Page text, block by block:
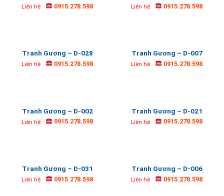
Liên hệ 0915.278.598 Liên hệ 0915.278.598
Tranh Gương – D-028
Liên hệ 0915.278.598
Tranh Gương – D-007
Liên hệ 0915.278.598
Tranh Gương – D-002
Liên hệ 0915.278.598
Tranh Gương – D-021
Liên hệ 0915.278.598
Tranh Gương – D-031
Liên hệ 0915.278.598
Tranh Gương – D-006
Liên hệ 0915.278.598